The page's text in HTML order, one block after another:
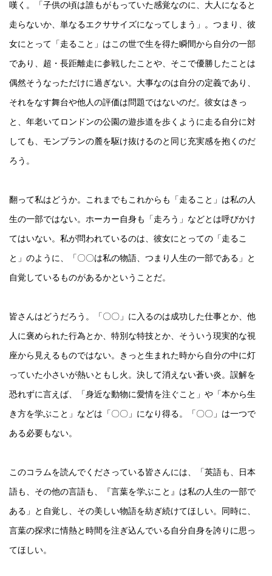
嘆く。「子供の頃は誰もがもっていた感覚なのに、大人になると
走らないか、単なるエクササイズになってしまう」。つまり、彼
女にとって「走ること」はこの世で生を得た瞬間から自分の一部
であり、超・長距離走に参戦したことや、そこで優勝したことは
偶然そうなっただけに過ぎない。大事なのは自分の定義であり、
それをなす舞台や他人の評価は問題ではないのだ。彼女はきっ
と、年老いてロンドンの公園の遊歩道を歩くように走る自分に対
しても、モンブランの麓を駆け抜けるのと同じ充実感を抱くのだ
ろう。
翻って私はどうか。これまでもこれからも「走ること」は私の人
生の一部ではない。ホーカー自身も「走ろう」などとは呼びかけ
てはいない。私が問われているのは、彼女にとっての「走るこ
と」のように、「〇〇は私の物語、つまり人生の一部である」と
自覚しているものがあるかということだ。
皆さんはどうだろう。「〇〇」に入るのは成功した仕事とか、他
人に褒められた行為とか、特別な特技とか、そういう現実的な視
座から見えるものではない。きっと生まれた時から自分の中に灯
っていた小さいが熱いともし火。決して消えない蒼い炎。誤解を
恐れずに言えば、「身近な動物に愛情を注ぐこと」や「本から生
き方を学ぶこと」などは「〇〇」になり得る。「〇〇」は一つで
ある必要もない。
このコラムを読んでくださっている皆さんには、「英語も、日本
語も、その他の言語も、『言葉を学ぶこと』は私の人生の一部で
ある」と自覚し、その美しい物語を紡ぎ続けてほしい。同時に、
言葉の探求に情熱と時間を注ぎ込んでいる自分自身を誇りに思っ
てほしい。